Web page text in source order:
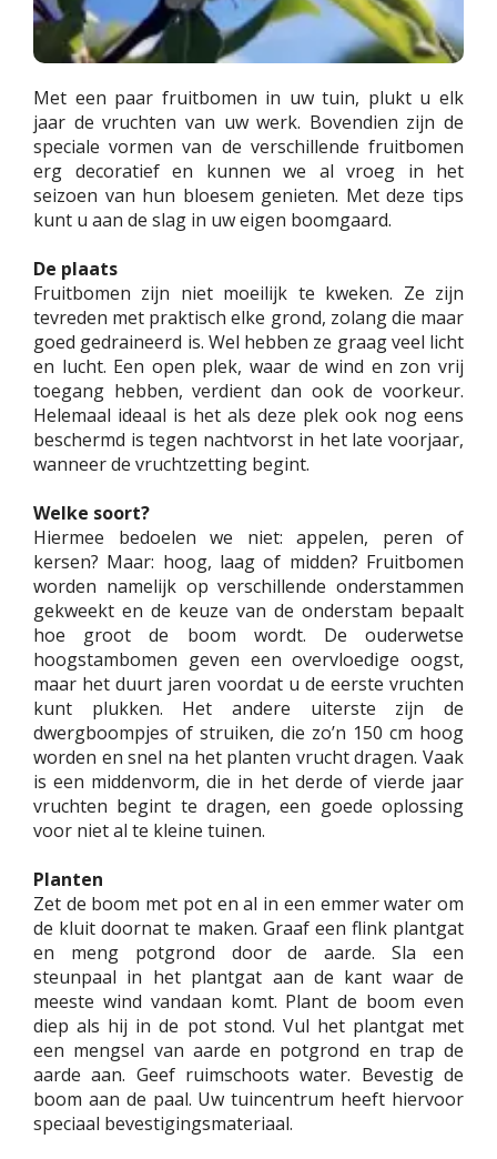
Met een paar fruitbomen in uw tuin, plukt u elk
jaar de vruchten van uw werk. Bovendien zijn de
speciale vormen van de verschillende fruitbomen
erg decoratief en kunnen we al vroeg in het
seizoen van hun bloesem genieten. Met deze tips
kunt u aan de slag in uw eigen boomgaard.
De plaats
Fruitbomen zijn niet moeilijk te kweken. Ze zijn
tevreden met praktisch elke grond, zolang die maar
goed gedraineerd is. Wel hebben ze graag veel licht
en lucht. Een open plek, waar de wind en zon vrij
toegang hebben, verdient dan ook de voorkeur.
Helemaal ideaal is het als deze plek ook nog eens
beschermd is tegen nachtvorst in het late voorjaar,
wanneer de vruchtzetting begint.
Welke soort?
Hiermee bedoelen we niet: appelen, peren of
kersen? Maar: hoog, laag of midden? Fruitbomen
worden namelijk op verschillende onderstammen
gekweekt en de keuze van de onderstam bepaalt
hoe groot de boom wordt. De ouderwetse
hoogstambomen geven een overvloedige oogst,
maar het duurt jaren voordat u de eerste vruchten
kunt plukken. Het andere uiterste zijn de
dwergboompjes of struiken, die zo’n 150 cm hoog
worden en snel na het planten vrucht dragen. Vaak
is een middenvorm, die in het derde of vierde jaar
vruchten begint te dragen, een goede oplossing
voor niet al te kleine tuinen.
Planten
Zet de boom met pot en al in een emmer water om
de kluit doornat te maken. Graaf een flink plantgat
en meng potgrond door de aarde. Sla een
steunpaal in het plantgat aan de kant waar de
meeste wind vandaan komt. Plant de boom even
diep als hij in de pot stond. Vul het plantgat met
een mengsel van aarde en potgrond en trap de
aarde aan. Geef ruimschoots water. Bevestig de
boom aan de paal. Uw tuincentrum heeft hiervoor
speciaal bevestigingsmateriaal.